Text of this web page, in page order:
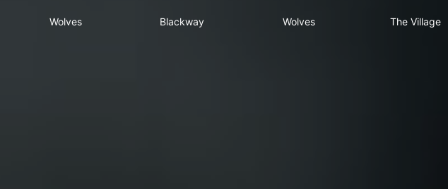
Wolves
Blackway
Wolves
The Village